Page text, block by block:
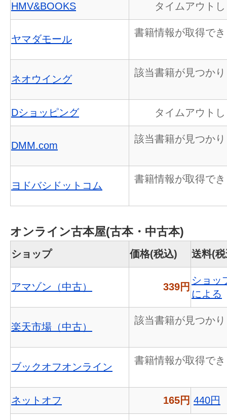
HMV&BOOKS タイムアウト
ヤマダモール
書籍情報が取得で
ネオウイング
該当書籍が見つか
Dショッピング タイムアウト
DMM.com
該当書籍が見つか
ヨドバシドットコム
書籍情報が取得で
オンライン古本屋(古本・中古本)
ショップ 価格(税込) 送料(
アマゾン（中古） 339円
ショッ
による
楽天市場（中古）
該当書籍が見つか
ブックオフオンライン
書籍情報が取得で
ネットオフ 165円 440円